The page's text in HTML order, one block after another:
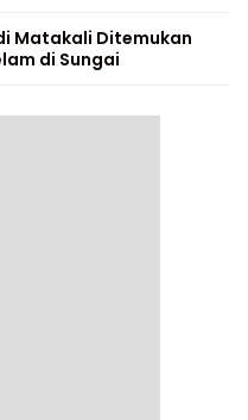
Matakali Ditemukan
di Sungai